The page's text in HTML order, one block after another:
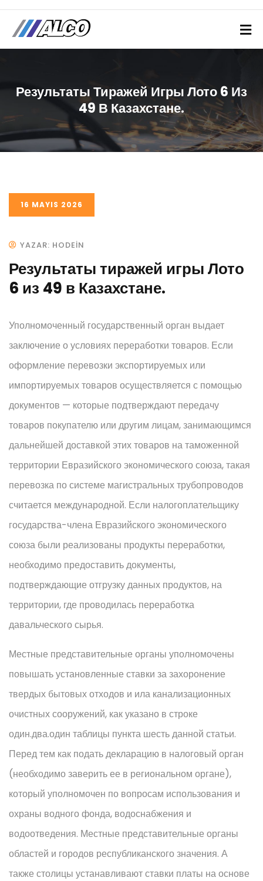
Результаты Тиражей Игры Лото 6 Из
49 В Казахстане.
16 MAYIS 2026
YAZAR: HODEIN
Результаты тиражей игры Лото
6 из 49 в Казахстане.
Уполномоченный государственный орган выдает
заключение о условиях переработки товаров. Если
оформление перевозки экспортируемых или
импортируемых товаров осуществляется с помощью
документов — которые подтверждают передачу
товаров покупателю или другим лицам, занимающимся
дальнейшей доставкой этих товаров на таможенной
территории Евразийского экономического союза, такая
перевозка по системе магистральных трубопроводов
считается международной. Если налогоплательщику
государства-члена Евразийского экономического
союза были реализованы продукты переработки,
необходимо предоставить документы,
подтверждающие отгрузку данных продуктов, на
территории, где проводилась переработка
давальческого сырья.
Местные представительные органы уполномочены
повышать установленные ставки за захоронение
твердых бытовых отходов и ила канализационных
очистных сооружений, как указано в строке
один.два.один таблицы пункта шесть данной статьи.
Перед тем как подать декларацию в налоговый орган
(необходимо заверить ее в региональном органе),
который уполномочен по вопросам использования и
охраны водного фонда, водоснабжения и
водоотведения. Местные представительные органы
областей и городов республиканского значения. А
также столицы устанавливают ставки платы на основе